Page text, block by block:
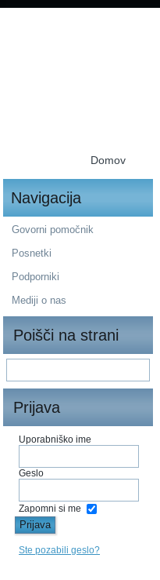
Domov
Navigacija
Govorni pomočnik
Posnetki
Podporniki
Mediji o nas
Poišči na strani
Prijava
Uporabniško ime
Geslo
Zapomni si me
Ste pozabili geslo?